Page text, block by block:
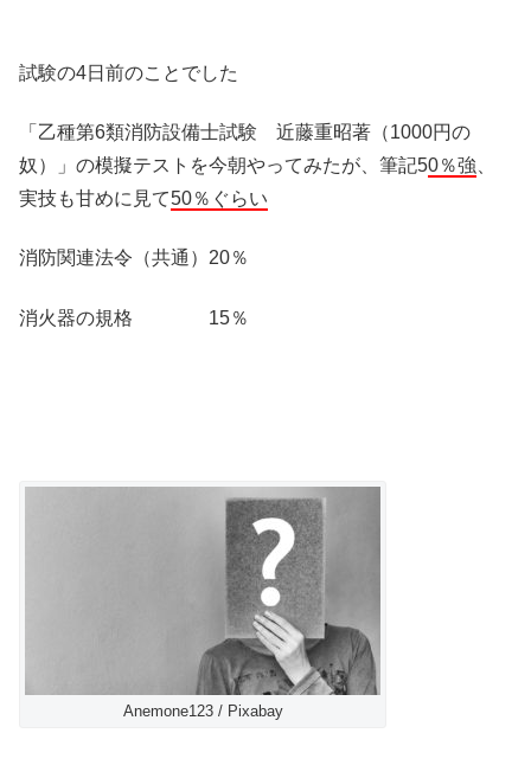
試験の4日前のことでした
「乙種第6類消防設備士試験 近藤重昭著（1000円の
奴）」の模擬テストを今朝やってみたが、筆記50％強
実技も甘めに見て50％ぐらい
消防関連法令（共通）20％
消火器の規格 15％
Anemone123 / Pixabay